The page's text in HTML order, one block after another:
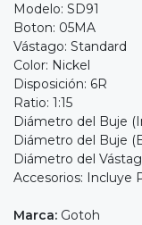
Modelo: SD91
Boton: 05MA
Vástago: Standard
Color: Nickel
Disposición: 6R
Ratio: 1:15
Diámetro del Buje
Diámetro del Buje
Diámetro del
Accesorios: Incluye
Marca: Gotoh